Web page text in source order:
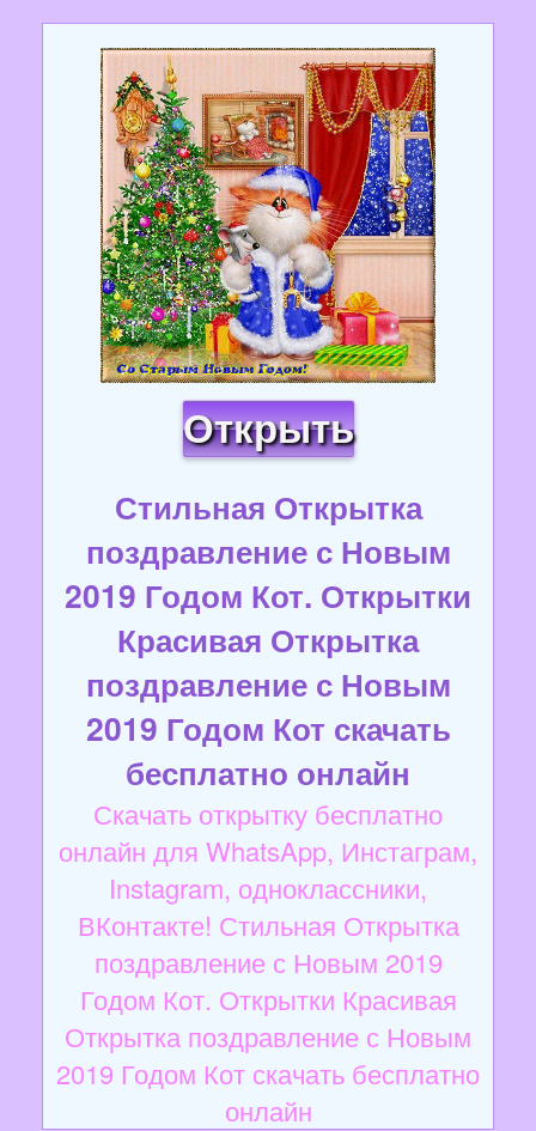
Открыть
Стильная Открытка
поздравление с Новым
2019 Годом Кот. Открытки
Красивая Открытка
поздравление с Новым
2019 Годом Кот скачать
бесплатно онлайн
Скачать открытку бесплатно
онлайн для WhatsApp, Инстаграм,
Instagram, одноклассники,
ВКонтакте! Стильная Открытка
поздравление с Новым 2019
Годом Кот. Открытки Красивая
Открытка поздравление с Новым
2019 Годом Кот скачать бесплатно
онлайн